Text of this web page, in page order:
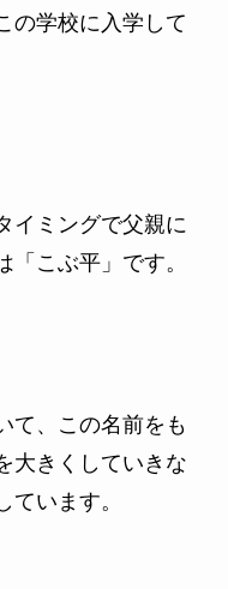
の学校に入学して
イミングで父親に
こぶ平」です。
て、この名前をも
大きくしていきな
います。